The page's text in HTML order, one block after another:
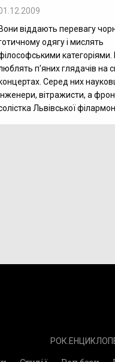
Вони віддають перевагу
одягу і мислять
категоріями.
п'яних глядачів на
Серед них
вітражисти, а
Львівської